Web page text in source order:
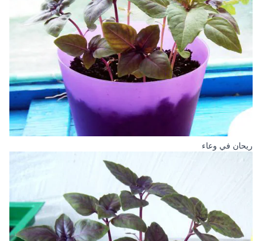
ريحان في وعاء